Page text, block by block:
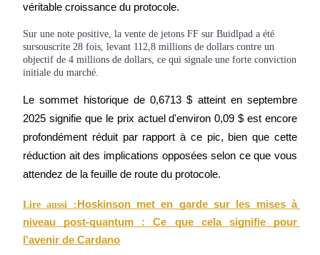
USDT New User Exclusive 10% APR
USDT Flexible Staking | Daily Rewards
BTC New User Exclusive: 6.5% APR
BTC Flexible Staking | Daily Rewards
véritable croissance du protocole.
Sur une note positive, la vente de jetons FF sur Buidlpad a été
sursouscrite 28 fois, levant 112,8 millions de dollars contre un
objectif de 4 millions de dollars, ce qui signale une forte conviction
initiale du marché.
Le sommet historique de 0,6713 $ atteint en septembre
2025 signifie que le prix actuel d'environ 0,09 $ est encore
profondément réduit par rapport à ce pic, bien que cette
réduction ait des implications opposées selon ce que vous
attendez de la feuille de route du protocole.
Lire aussi :Hoskinson met en garde sur les mises à
niveau post-quantum : Ce que cela signifie pour
l'avenir de Cardano